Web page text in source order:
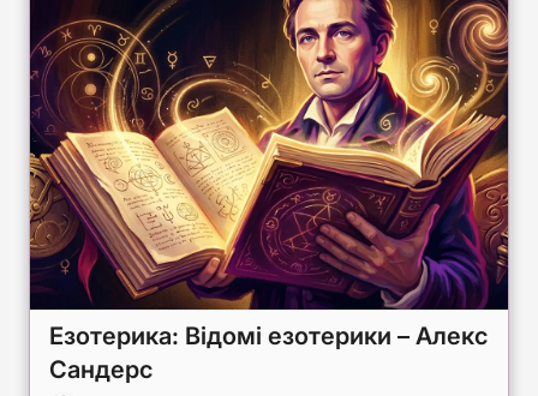
Езотерика: Відомі езотерики – Алекс
Сандерс